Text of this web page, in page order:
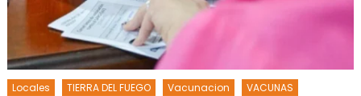
la
Locales TIERRA DEL FUEGO Vacunacion VACUNAS